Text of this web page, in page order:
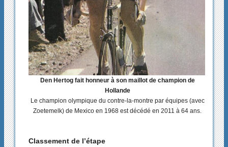
Den Hertog fait honneur à son maillot de champion de
Hollande
Le champion olympique du contre-la-montre par équipes (avec
Zoetemelk) de Mexico en 1968 est décédé en 2011 à 64 ans.
Classement de l’étape